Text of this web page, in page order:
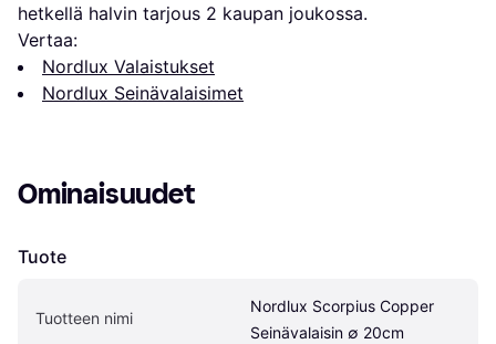
hetkellä halvin tarjous 2 kaupan joukossa.
Vertaa:
Nordlux Valaistukset
Nordlux Seinävalaisimet
Ominaisuudet
Tuote
Tuotteen nimi
Nordlux Scorpius Copper
Seinävalaisin ∅ 20cm